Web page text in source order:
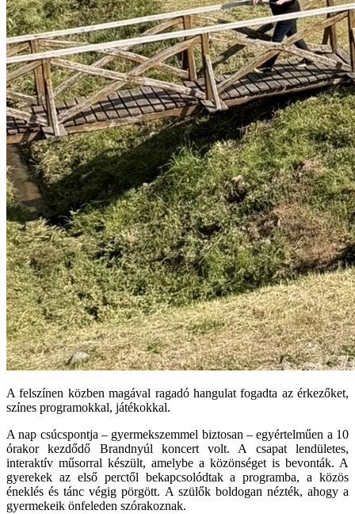
A felszínen közben magával ragadó hangulat fogadta az érkezőket,
színes programokkal, játékokkal.
A nap csúcspontja – gyermekszemmel biztosan – egyértelműen a 10
órakor kezdődő Brandnyúl koncert volt. A csapat lendületes,
interaktív műsorral készült, amelybe a közönséget is bevonták. A
gyerekek az első perctől bekapcsolódtak a programba, a közös
éneklés és tánc végig pörgött. A szülők boldogan nézték, ahogy a
gyermekeik önfeleden szórakoznak.